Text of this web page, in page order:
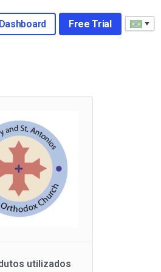
Dashboard Free Trial
utilizados